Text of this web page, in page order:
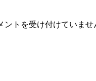
ントを受け付けていませ